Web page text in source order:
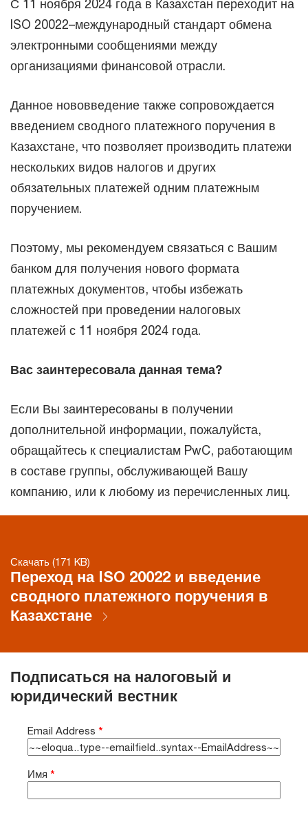
С 11 ноября 2024 года в Казахстан переходит на
ISO 20022–международный стандарт обмена
электронными сообщениями между
организациями финансовой отрасли.
Данное нововведение также сопровождается
введением сводного платежного поручения в
Казахстане, что позволяет производить платежи
нескольких видов налогов и других
обязательных платежей одним платежным
поручением.
Поэтому, мы рекомендуем связаться с Вашим
банком для получения нового формата
платежных документов, чтобы избежать
сложностей при проведении налоговых
платежей с 11 ноября 2024 года.
Вас заинтересовала данная тема?
Если Вы заинтересованы в получении
дополнительной информации, пожалуйста,
обращайтесь к специалистам PwC, работающим
в составе группы, обслуживающей Вашу
компанию, или к любому из перечисленных лиц.
Скачать (171 KB)
Переход на ISO 20022 и введение
сводного платежного поручения в
Казахстане
Подписаться на налоговый и
юридический вестник
Email Address *
Имя *